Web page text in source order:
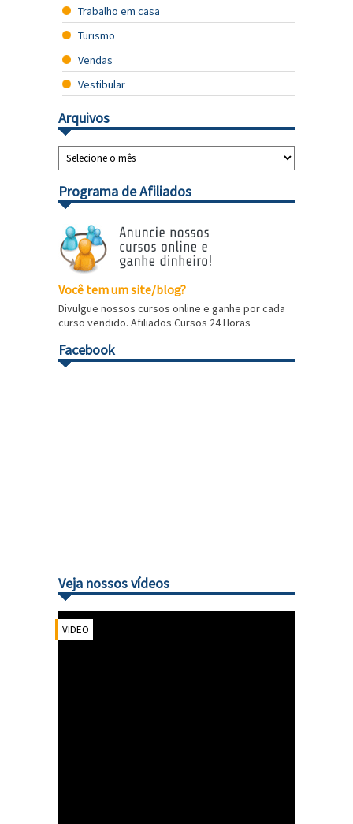
Trabalho em casa
Turismo
Vendas
Vestibular
Arquivos
Programa de Afiliados
Você tem um site/blog?
Divulgue nossos cursos online e ganhe por cada
curso vendido. Afiliados Cursos 24 Horas
Facebook
Veja nossos vídeos
VIDEO